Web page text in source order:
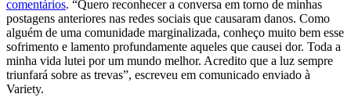
comentários. “Quero reconhecer a conversa em torno de minhas
postagens anteriores nas redes sociais que causaram danos. Como
alguém de uma comunidade marginalizada, conheço muito bem esse
sofrimento e lamento profundamente aqueles que causei dor. Toda a
minha vida lutei por um mundo melhor. Acredito que a luz sempre
triunfará sobre as trevas”, escreveu em comunicado enviado à
Variety.